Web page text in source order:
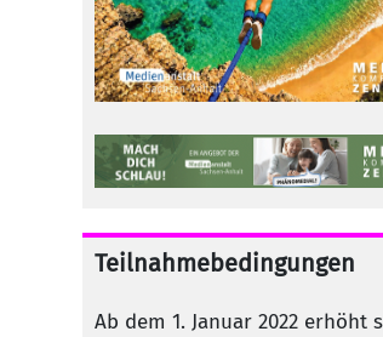
Teilnahmebedingungen
Ab dem 1. Januar 2022 erhöht